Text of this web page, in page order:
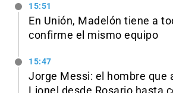
15:51
En Unión, Madelón tiene a
confirme el mismo equipo
15:47
Jorge Messi: el hombre que
Lionel desde Rosario hasta